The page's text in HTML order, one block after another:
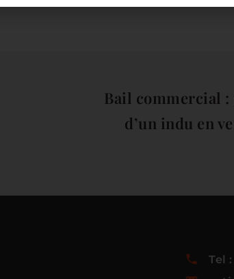
Bail commercial :
d’un indu en
Tel